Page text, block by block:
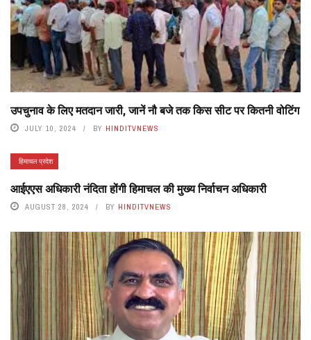
उपचुनाव के लिए मतदान जारी, जानें नौ बजे तक किस सीट पर कितनी वोटिंग
JULY 10, 2024 BY HINDITVNEWS
हिमाचल प्रदेश
आईएएस अधिकारी नंदिता होंगी हिमाचल की मुख्य निर्वाचन अधिकारी
AUGUST 28, 2024 BY HINDITVNEWS